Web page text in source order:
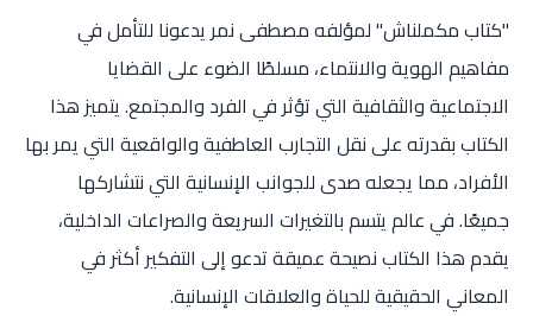
"كتاب مكملناش" لمؤلفه مصطفى نمر يدعونا للتأمل في
مفاهيم الهوية والانتماء، مسلطًا الضوء على القضايا
الاجتماعية والثقافية التي تؤثر في الفرد والمجتمع. يتميز هذا
الكتاب بقدرته على نقل التجارب العاطفية والواقعية التي يمر بها
الأفراد، مما يجعله صدى للجوانب الإنسانية التي نتشاركها
جميعًا. في عالم يتسم بالتغيرات السريعة والصراعات الداخلية،
يقدم هذا الكتاب نصيحة عميقة تدعو إلى التفكير أكثر في
المعاني الحقيقية للحياة والعلاقات الإنسانية.